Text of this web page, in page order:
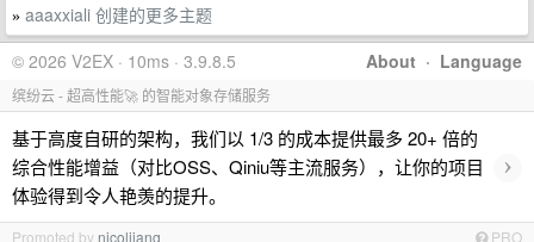
» aaaxxiali 创建的更多主题
About · Language
© 2026 V2EX · 10ms · 3.9.8.5
缤纷云 - 超高性能🚀 的智能对象存储服务
基于高度自研的架构，我们以 1/3 的成本提供最多 20+ 倍的
综合性能增益（对比OSS、Qiniu等主流服务），让你的项目
体验得到令人艳羡的提升。
›
Promoted by nicoljiang PRO